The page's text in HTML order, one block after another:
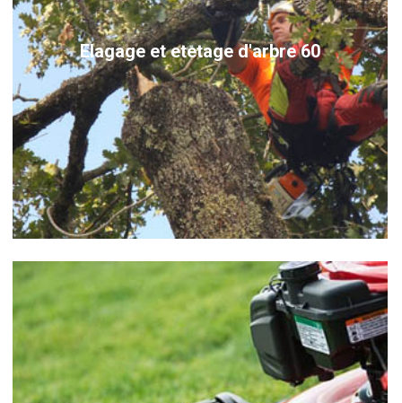
Elagage et etetage d'arbre 60